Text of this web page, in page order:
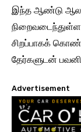
இந்த ஆண்டு
நிறைவடைந்துள்ள
சிறப்பாகக்
தேர்களுடன் பவனி
Advertisement